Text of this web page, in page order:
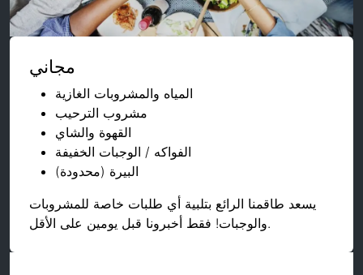
مجاني
المياه والمشروبات الغازية
مشروب الترحيب
القهوة والشاي
الفواكه / الوجبات الخفيفة
البيرة (محدودة)
يسعد طاقمنا الرائع بتلبية أي طلبات خاصة للمشروبات
والوجبات! فقط أخبرونا قبل يومين على الأقل.